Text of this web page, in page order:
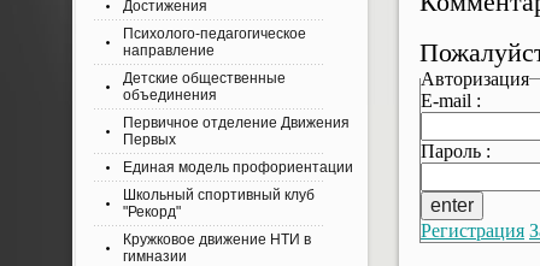
Авторизация
E-mail :
Пароль :
Регистрация
Достижения
Психолого-педагогическое
направление
Детские общественные
объединения
Первичное отделение Движения
Первых
Единая модель профориентации
Школьный спортивный клуб
"Рекорд"
Кружковое движение НТИ в
гимназии